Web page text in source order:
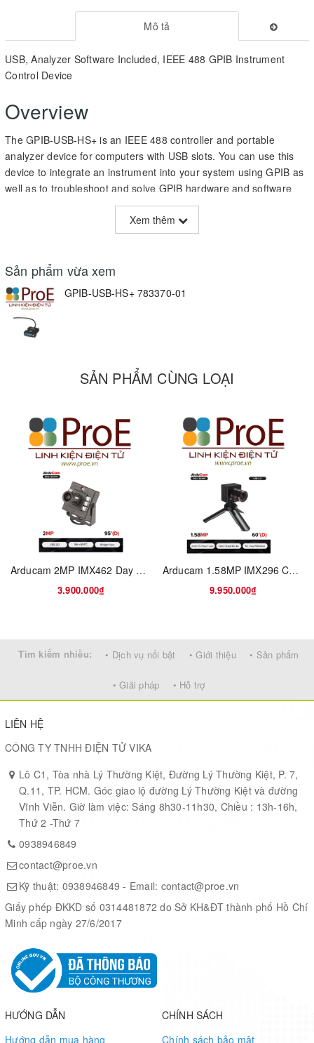
Mô tả
USB, Analyzer Software Included, IEEE 488 GPIB Instrument
Control Device
Overview
The GPIB-USB-HS+ is an IEEE 488 controller and portable
analyzer device for computers with USB slots. You can use this
device to integrate an instrument into your system using GPIB as
well as to troubleshoot and solve GPIB hardware and software
problems. The GPIB-USB-HS+ achieves maximum IEEE 488.2
performance. With no GPIB cable required for instrument
connection, you can use the Hi-Speed USB port to control up to
for size compatibility with almost every instrument, adds analyzer
functionality, and reduces the overhead to generate faster
turnaround times in your application. The device includes a
license for the NI-488.2 driver software, providing maximum
reliability for connecting to third-party instruments with GPIB.
Onboard GPIB analyzer
Xem thêm
Sản phẩm vừa xem
GPIB-USB-HS+ 783370-01
SẢN PHẨM CÙNG LOẠI
Arducam 2MP IMX462 Day and IR Night Vision USB Camera with Metal Case
3.900.000₫
Arducam 1.58MP IMX296 Color Global Shutter USB 3.0 Camera Module
9.950.000₫
Tìm kiếm nhiều: • Dịch vụ nổi bật • Giới thiệu • Sản phẩm
• Giải pháp • Hỗ trợ
LIÊN HỆ
CÔNG TY TNHH ĐIỆN TỬ VIKA
Lô C1, Tòa nhà Lý Thường Kiệt, Đường Lý Thường Kiệt, P. 7,
Q.11, TP. HCM. Góc giao lộ đường Lý Thường Kiệt và đường
Vĩnh Viễn. Giờ làm việc: Sáng 8h30-11h30, Chiều : 13h-16h,
Thứ 2 -Thứ 7
0938946849
contact@proe.vn
Kỹ thuật: 0938946849 - Email: contact@proe.vn
Giấy phép ĐKKD số 0314481872 do Sở KH&ĐT thành phố Hồ Chí
Minh cấp ngày 27/6/2017
HƯỚNG DẪN
Hướng dẫn mua hàng
CHÍNH SÁCH
Chính sách bảo mật